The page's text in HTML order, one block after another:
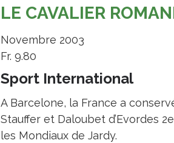
LE CAVALIER
Novembre 2003
Fr. 9.80
Sport International
A Barcelone, la France a
Stauffer et Daloubet d’Evordes
les Mondiaux de Jardy.